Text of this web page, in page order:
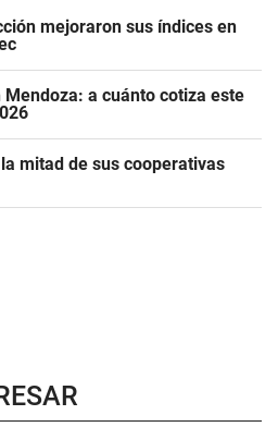
mejoraron sus índices en
a cuánto cotiza este
mitad de sus cooperativas